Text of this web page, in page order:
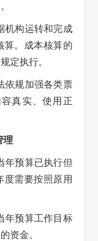
构运转和完成
算。成本核算的
定执行。
规加强各类票
真实、使用正
理
预算已执行但
度需要按照原用
预算工作目标
资金。